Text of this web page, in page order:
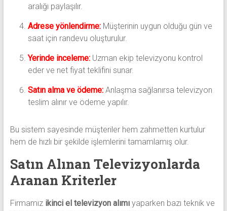
aralığı paylaşılır.
Adrese yönlendirme:Müşterinin uygun olduğu gün ve
saat için randevu oluşturulur.
Yerinde inceleme: Uzman ekip televizyonu kontrol
eder ve net fiyat teklifini sunar.
Satın alma ve ödeme:Anlaşma sağlanırsa televizyon
teslim alınır ve ödeme yapılır.
Bu sistem sayesinde müşteriler hem zahmetten kurtulur
hem de hızlı bir şekilde işlemlerini tamamlamış olur.
Satın Alınan Televizyonlarda
Aranan Kriterler
Firmamız ikinci el televizyon alımıyaparken bazı teknik ve